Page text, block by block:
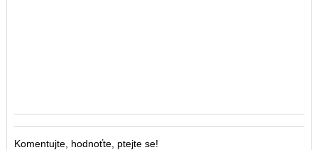
Komentujte, hodnoťte, ptejte se!